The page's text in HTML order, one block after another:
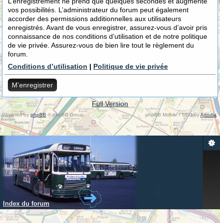
vos possibilités. L’administrateur du forum peut également
accorder des permissions additionnelles aux utilisateurs
enregistrés. Avant de vous enregistrer, assurez-vous d’avoir pris
connaissance de nos conditions d’utilisation et de notre politique
de vie privée. Assurez-vous de bien lire tout le règlement du
forum.
Conditions d’utilisation | Politique de vie privée
M’enregistrer
Full Version
Powered byphpBB © phpBB Group. phpBB Mobile / SEO byArtodia .
Index du forum